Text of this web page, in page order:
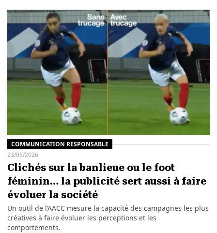
COMMUNICATION RESPONSABLE
23/06/2026
Clichés sur la banlieue ou le foot
féminin… la publicité sert aussi à faire
évoluer la société
Un outil de l’AACC mesure la capacité des campagnes les plus
créatives à faire évoluer les perceptions et les
comportements.